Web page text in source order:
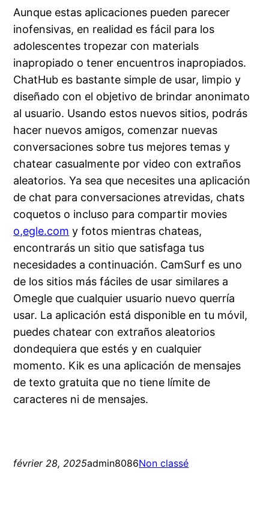
Aunque estas aplicaciones pueden parecer
inofensivas, en realidad es fácil para los
adolescentes tropezar con materials
inapropiado o tener encuentros inapropiados.
ChatHub es bastante simple de usar, limpio y
diseñado con el objetivo de brindar anonimato
al usuario. Usando estos nuevos sitios, podrás
hacer nuevos amigos, comenzar nuevas
conversaciones sobre tus mejores temas y
chatear casualmente por video con extraños
aleatorios. Ya sea que necesites una aplicación
de chat para conversaciones atrevidas, chats
coquetos o incluso para compartir movies
o,egle.com y fotos mientras chateas,
encontrarás un sitio que satisfaga tus
necesidades a continuación. CamSurf es uno
de los sitios más fáciles de usar similares a
Omegle que cualquier usuario nuevo querría
usar. La aplicación está disponible en tu móvil,
puedes chatear con extraños aleatorios
dondequiera que estés y en cualquier
momento. Kik es una aplicación de mensajes
de texto gratuita que no tiene límite de
caracteres ni de mensajes.
février 28, 2025admin8086Non classé